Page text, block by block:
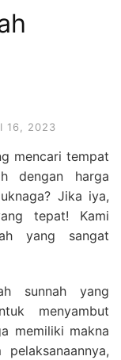
16, 2023
mencari tempat
dengan harga
Jika iya,
tepat! Kami
yang sangat
sunnah yang
menyambut
memiliki makna